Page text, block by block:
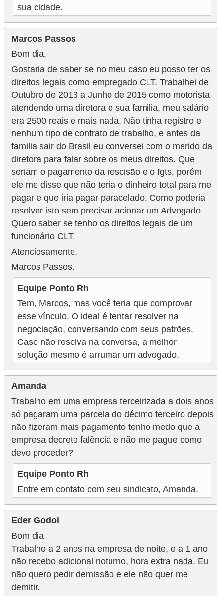
sua cidade.
Marcos Passos
Bom dia,
Gostaria de saber se no meu caso eu posso ter os
direitos legais como empregado CLT. Trabalhei de
Outubro de 2013 a Junho de 2015 como motorista
atendendo uma diretora e sua familia, meu salário
era 2500 reais e mais nada. Não tinha registro e
nenhum tipo de contrato de trabalho, e antes da
familia sair do Brasil eu conversei com o marido da
diretora para falar sobre os meus direitos. Que
seriam o pagamento da rescisão e o fgts, porém
ele me disse que não teria o dinheiro total para me
pagar e que iria pagar paracelado. Como poderia
resolver isto sem precisar acionar um Advogado.
Quero saber se tenho os direitos legais de um
funcionário CLT.
Atenciosamente,
Marcos Passos.
Equipe Ponto Rh
Tem, Marcos, mas você teria que comprovar
esse vínculo. O ideal é tentar resolver na
negociação, conversando com seus patrões.
Caso não resolva na conversa, a melhor
solução mesmo é arrumar um advogado.
Amanda
Trabalho em uma empresa terceirizada a dois anos
só pagaram uma parcela do décimo terceiro depois
não fizeram mais pagamento tenho medo que a
empresa decrete falência e não me pague como
devo proceder?
Equipe Ponto Rh
Entre em contato com seu sindicato, Amanda.
Eder Godoi
Bom dia
Trabalho a 2 anos na empresa de noite, e a 1 ano
não recebo adicional noturno, hora extra nada. Eu
não quero pedir demissão e ele não quer me
demitir.